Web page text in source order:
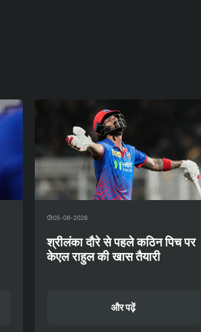
05-08-2026
श्रीलंका दौरे से पहले कठिन पिच पर
केएल राहुल की खास तैयारी
और पढ़ें